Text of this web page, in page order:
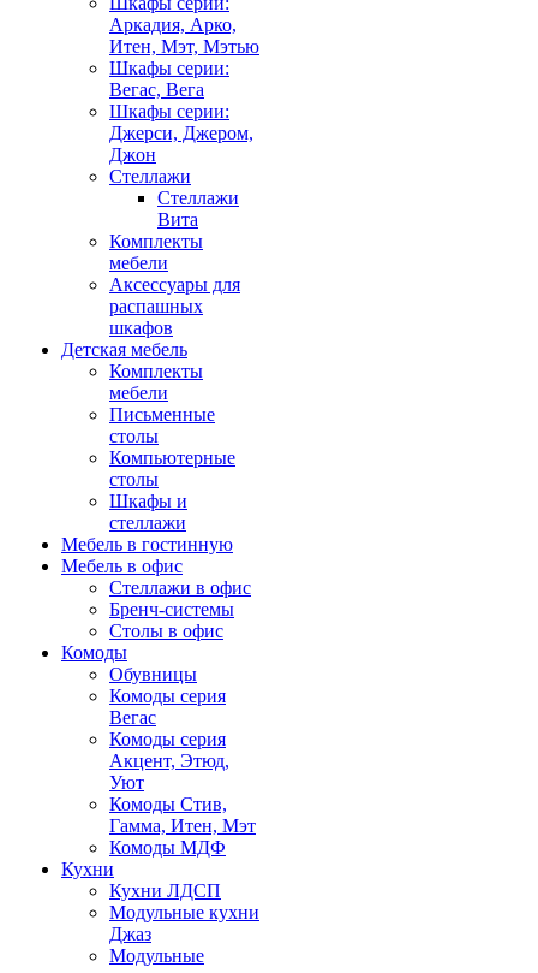
Аркадия, Арко,
Итен, Мэт, Мэтью
Шкафы серии:
Вегас, Вега
Шкафы серии:
Джерси, Джером,
Джон
Стеллажи
Стеллажи
Вита
Комплекты
мебели
Аксессуары для
распашных
шкафов
Детская мебель
Комплекты
мебели
Письменные
столы
Компьютерные
столы
Шкафы и
стеллажи
Мебель в гостинную
Мебель в офис
Стеллажи в офис
Бренч-системы
Столы в офис
Комоды
Обувницы
Комоды серия
Вегас
Комоды серия
Акцент, Этюд,
Уют
Комоды Стив,
Гамма, Итен, Мэт
Комоды МДФ
Кухни
Кухни ЛДСП
Модульные кухни
Джаз
Модульные